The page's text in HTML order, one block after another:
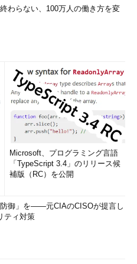
わらない、100万人の働き方を変
Microsoft、プログラミング言語
「TypeScript 3.4」のリリース候
補版（RC）を公開
御」を――元CIAのCISOが提言し
ティ対策